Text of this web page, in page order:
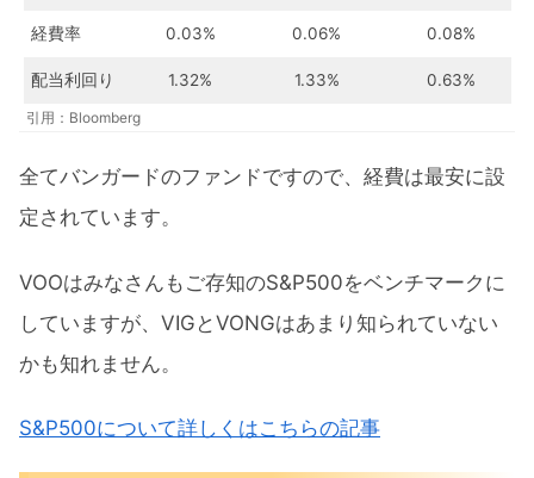
経費率 0.03% 0.06% 0.08%
配当利回り 1.32% 1.33% 0.63%
引用：Bloomberg
全てバンガードのファンドですので、経費は最安に設
定されています。
VOOはみなさんもご存知のS&P500をベンチマークに
していますが、VIGとVONGはあまり知られていない
かも知れません。
S&P500について詳しくはこちらの記事